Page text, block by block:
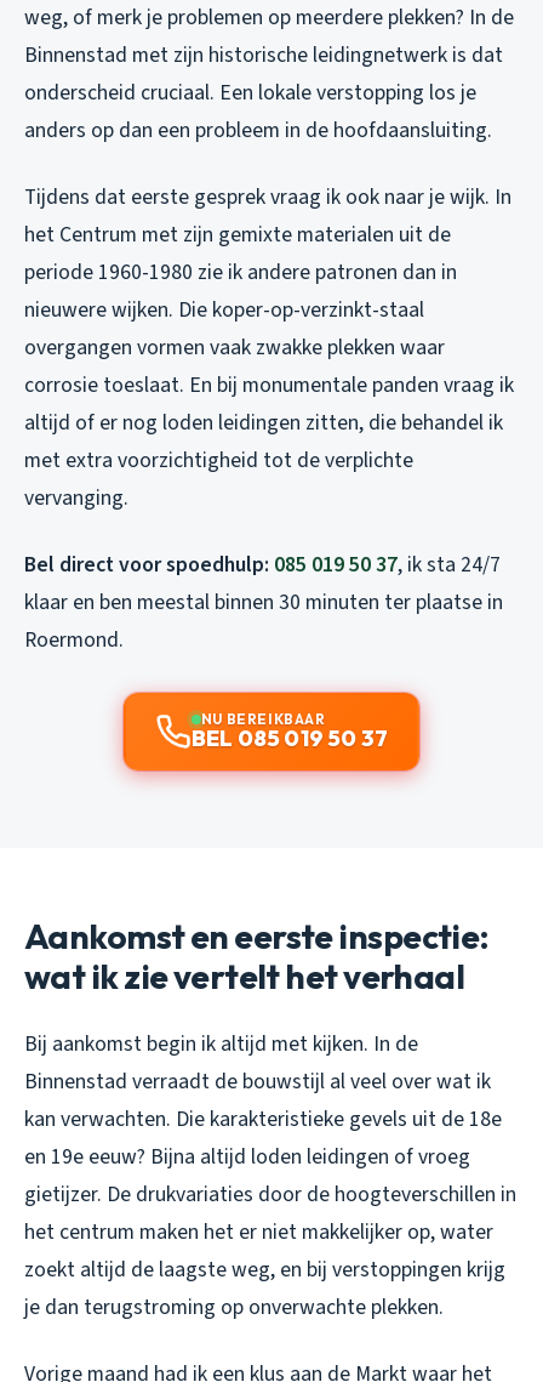
weg, of merk je problemen op meerdere plekken? In de
Binnenstad met zijn historische leidingnetwerk is dat
onderscheid cruciaal. Een lokale verstopping los je
anders op dan een probleem in de hoofdaansluiting.
Tijdens dat eerste gesprek vraag ik ook naar je wijk. In
het Centrum met zijn gemixte materialen uit de
periode 1960-1980 zie ik andere patronen dan in
nieuwere wijken. Die koper-op-verzinkt-staal
overgangen vormen vaak zwakke plekken waar
corrosie toeslaat. En bij monumentale panden vraag ik
altijd of er nog loden leidingen zitten, die behandel ik
met extra voorzichtigheid tot de verplichte
vervanging.
Bel direct voor spoedhulp: 085 019 50 37, ik sta 24/7
klaar en ben meestal binnen 30 minuten ter plaatse in
Roermond.
NU BEREIKBAAR
BEL 085 019 50 37
Aankomst en eerste inspectie:
wat ik zie vertelt het verhaal
Bij aankomst begin ik altijd met kijken. In de
Binnenstad verraadt de bouwstijl al veel over wat ik
kan verwachten. Die karakteristieke gevels uit de 18e
en 19e eeuw? Bijna altijd loden leidingen of vroeg
gietijzer. De drukvariaties door de hoogteverschillen in
het centrum maken het er niet makkelijker op, water
zoekt altijd de laagste weg, en bij verstoppingen krijg
je dan terugstroming op onverwachte plekken.
Vorige maand had ik een klus aan de Markt waar het